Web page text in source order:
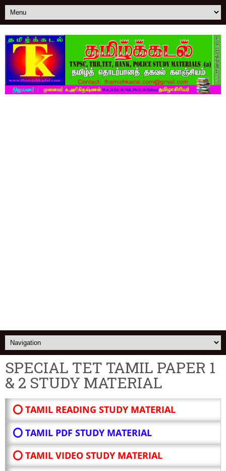
SPECIAL TET TAMIL PAPER 1
& 2 STUDY MATERIAL
⭕ TAMIL READING STUDY MATERIAL
⭕ TAMIL PDF STUDY MATERIAL
⭕ TAMIL VIDEO STUDY MATERIAL